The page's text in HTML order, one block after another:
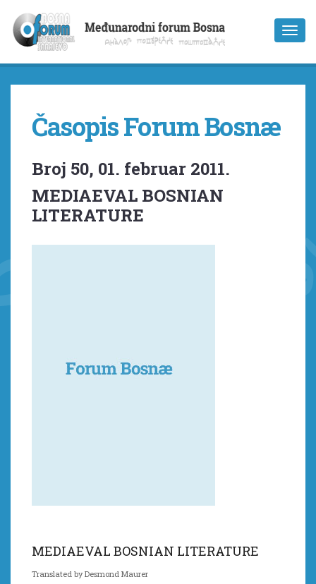
Časopis Forum Bosnæ
Broj 50, 01. februar 2011.
MEDIAEVAL BOSNIAN
LITERATURE
MEDIAEVAL BOSNIAN LITERATURE
Translated by Desmond Maurer